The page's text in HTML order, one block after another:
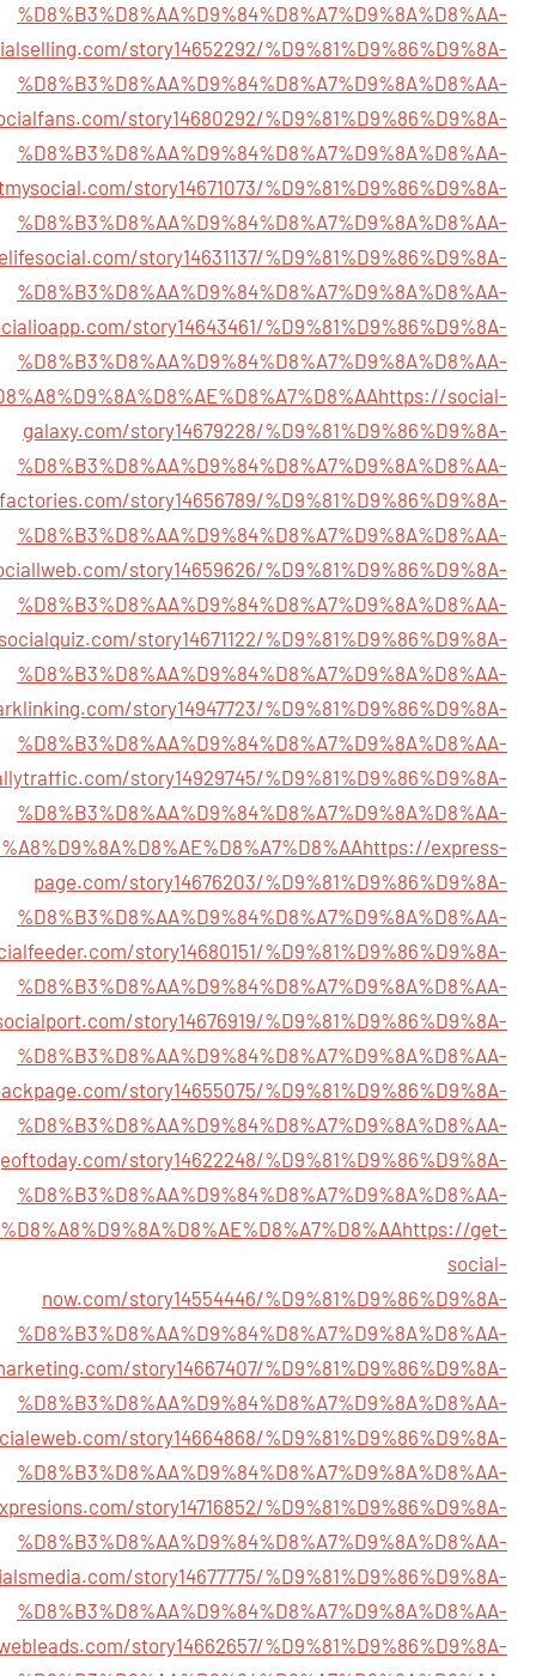
%D8%B3%D8%AA%D9%84%D8%A7%D9%8A%D8%AA-
story14652292/%D9%81%D9%86%D9%8A-
%D8%B3%D8%AA%D9%84%D8%A7%D9%8A%D8%AA-
story14680292/%D9%81%D9%86%D9%8A-
%D8%B3%D8%AA%D9%84%D8%A7%D9%8A%D8%AA-
story14671073/%D9%81%D9%86%D9%8A-
%D8%B3%D8%AA%D9%84%D8%A7%D9%8A%D8%AA-
story14631137/%D9%81%D9%86%D9%8A-
%D8%B3%D8%AA%D9%84%D8%A7%D9%8A%D8%AA-
story14643461/%D9%81%D9%86%D9%8A-
%D8%B3%D8%AA%D9%84%D8%A7%D9%8A%D8%AA-
https://social-
galaxy.com/story14679228/%D9%81%D9%86%D9%8A-
%D8%B3%D8%AA%D9%84%D8%A7%D9%8A%D8%AA-
story14656789/%D9%81%D9%86%D9%8A-
%D8%B3%D8%AA%D9%84%D8%A7%D9%8A%D8%AA-
story14659626/%D9%81%D9%86%D9%8A-
%D8%B3%D8%AA%D9%84%D8%A7%D9%8A%D8%AA-
story14671122/%D9%81%D9%86%D9%8A-
%D8%B3%D8%AA%D9%84%D8%A7%D9%8A%D8%AA-
story14947723/%D9%81%D9%86%D9%8A-
%D8%B3%D8%AA%D9%84%D8%A7%D9%8A%D8%AA-
story14929745/%D9%81%D9%86%D9%8A-
%D8%B3%D8%AA%D9%84%D8%A7%D9%8A%D8%AA-
https://express-
page.com/story14676203/%D9%81%D9%86%D9%8A-
%D8%B3%D8%AA%D9%84%D8%A7%D9%8A%D8%AA-
story14680151/%D9%81%D9%86%D9%8A-
%D8%B3%D8%AA%D9%84%D8%A7%D9%8A%D8%AA-
story14676919/%D9%81%D9%86%D9%8A-
%D8%B3%D8%AA%D9%84%D8%A7%D9%8A%D8%AA-
story14655075/%D9%81%D9%86%D9%8A-
%D8%B3%D8%AA%D9%84%D8%A7%D9%8A%D8%AA-
story14622248/%D9%81%D9%86%D9%8A-
%D8%B3%D8%AA%D9%84%D8%A7%D9%8A%D8%AA-
https://get-
social-
now.com/story14554446/%D9%81%D9%86%D9%8A-
%D8%B3%D8%AA%D9%84%D8%A7%D9%8A%D8%AA-
story14667407/%D9%81%D9%86%D9%8A-
%D8%B3%D8%AA%D9%84%D8%A7%D9%8A%D8%AA-
story14664868/%D9%81%D9%86%D9%8A-
%D8%B3%D8%AA%D9%84%D8%A7%D9%8A%D8%AA-
story14716852/%D9%81%D9%86%D9%8A-
%D8%B3%D8%AA%D9%84%D8%A7%D9%8A%D8%AA-
story14677775/%D9%81%D9%86%D9%8A-
%D8%B3%D8%AA%D9%84%D8%A7%D9%8A%D8%AA-
story14662657/%D9%81%D9%86%D9%8A-